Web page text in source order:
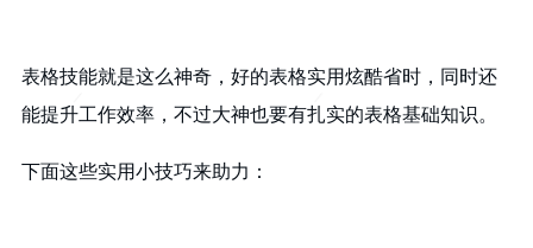
表格技能就是这么神奇，好的表格实用炫酷省时，同时还
能提升工作效率，不过大神也要有扎实的表格基础知识。
下面这些实用小技巧来助力：